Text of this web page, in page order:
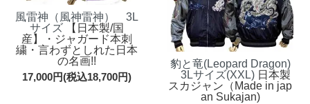
風雷神（風神雷神） 3L
サイズ【日本製/国
産】・ジャガード本刺
繍・言わずとしれた日本
の名画!!
17,000円(税込18,700円)
豹と竜(Leopard Dragon)
3Lサイズ(XXL) 日本製
スカジャン（Made in jap
an Sukajan)